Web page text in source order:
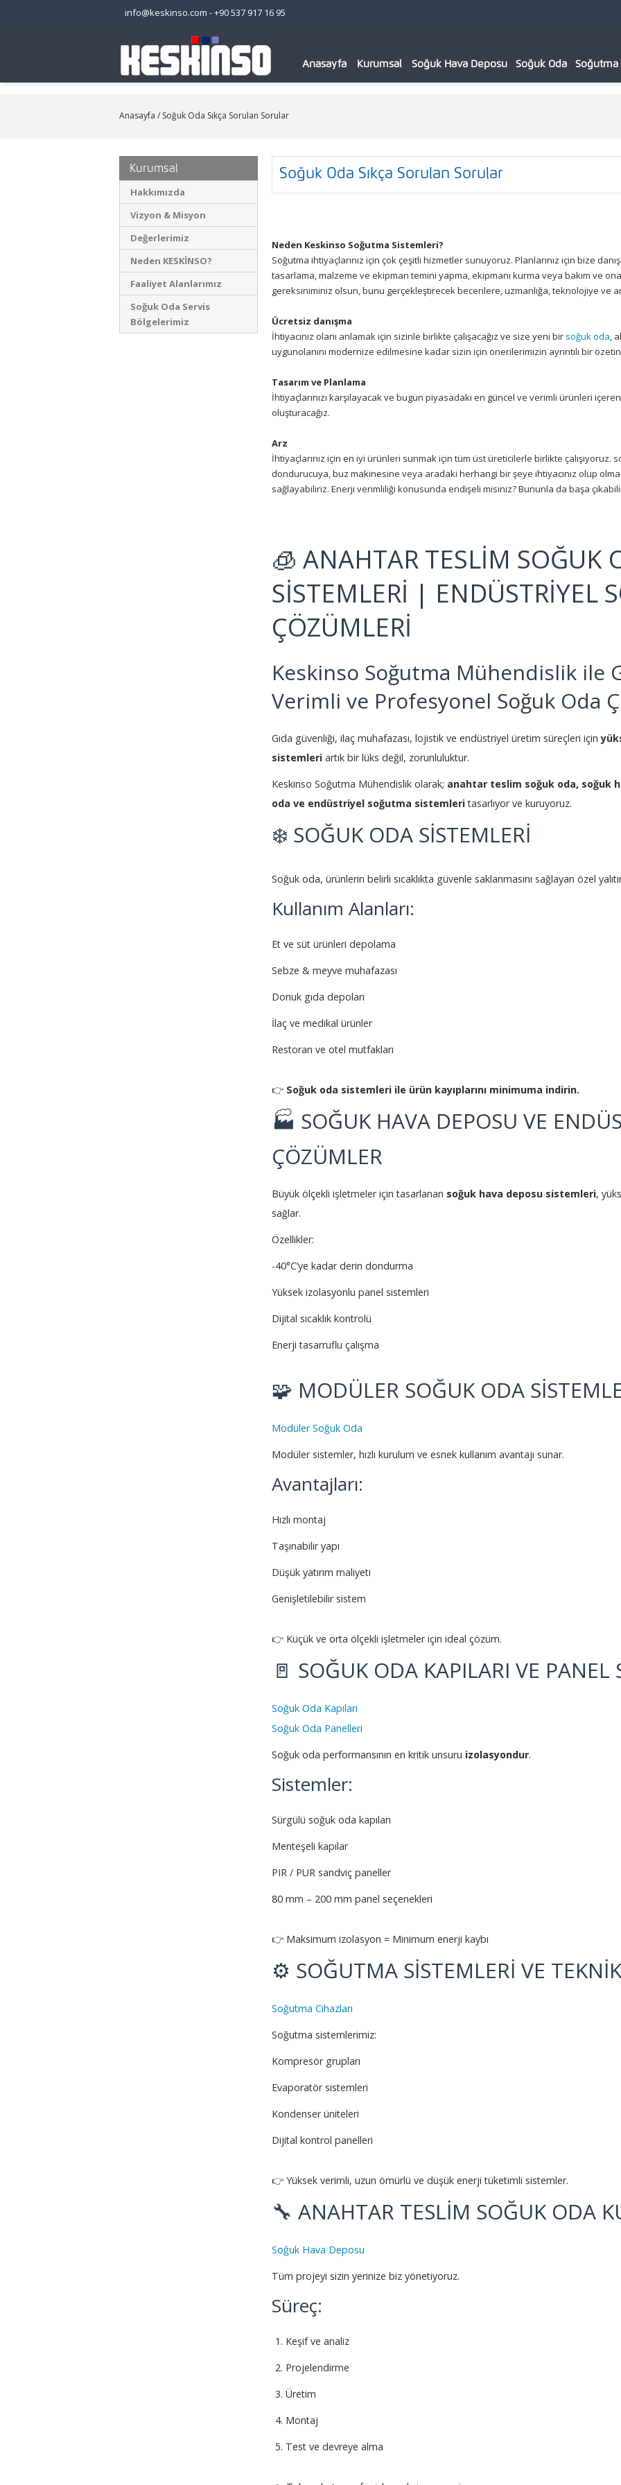
info@keskinso.com -+90 537 917 16 95
Anasayfa Kurumsal Soğuk Hava Deposu Soğuk Oda Soğutma
Anasayfa / Soğuk Oda Sıkça Sorulan Sorular
Kurumsal
Hakkımızda
Vizyon & Misyon
Değerlerimiz
Neden KESKİNSO?
Faaliyet Alanlarımız
Soğuk Oda Servis
Bölgelerimiz
Soğuk Oda Sıkça Sorulan Sorular
Neden Keskinso Soğutma Sistemleri?
Soğutma ihtiyaçlarınız için çok çeşitli hizmetler sunuyoruz. Planlarınız için bize
tasarlama, malzeme ve ekipman temini yapma, ekipmanı kurma veya bakım ve
gereksiniminiz olsun, bunu gerçekleştirecek becerilere, uzmanlığa, teknolojiye ve
Ücretsiz danışma
İhtiyacınız olanı anlamak için sizinle birlikte çalışacağız ve size yeni bir soğuk oda,
uygunolanını modernize edilmesine kadar sizin için önerilerimizin ayrıntılı bir
Tasarım ve Planlama
İhtiyaçlarınızı karşılayacak ve bugün piyasadaki en güncel ve verimli ürünleri
oluşturacağız.
Arz
İhtiyaçlarınız için en iyi ürünleri sunmak için tüm üst üreticilerle birlikte çalışıyoruz.
dondurucuya, buz makinesine veya aradaki herhangi bir şeye ihtiyacınız olup
sağlayabiliriz. Enerji verimliliği konusunda endişeli misiniz? Bununla da başa
🧊 ANAHTAR TESLİM SOĞUK
SİSTEMLERİ | ENDÜSTRİYEL
ÇÖZÜMLERİ
Keskinso Soğutma Mühendislik ile
Verimli ve Profesyonel Soğuk Oda
Gıda güvenliği, ilaç muhafazası, lojistik ve endüstriyel üretim süreçleri için
sistemleri artık bir lüks değil, zorunluluktur.
Keskinso Soğutma Mühendislik olarak; anahtar teslim soğuk oda, soğuk
oda ve endüstriyel soğutma sistemleritasarlıyor ve kuruyoruz.
❄️ SOĞUK ODA SİSTEMLERİ
Soğuk oda, ürünlerin belirli sıcaklıkta güvenle saklanmasını sağlayan özel
Kullanım Alanları:
Et ve süt ürünleri depolama
Sebze & meyve muhafazası
Donuk gıda depoları
İlaç ve medikal ürünler
Restoran ve otel mutfakları
👉 Soğuk oda sistemleri ile ürün kayıplarını minimuma indirin.
🏭 SOĞUK HAVA DEPOSU VE
ÇÖZÜMLER
Büyük ölçekli işletmeler için tasarlanan soğuk hava deposu sistemleri,
sağlar.
Özellikler:
-40°C’ye kadar derin dondurma
Yüksek izolasyonlu panel sistemleri
Dijital sıcaklık kontrolü
Enerji tasarruflu çalışma
🧩 MODÜLER SOĞUK ODA
Modüler Soğuk Oda
Modüler sistemler, hızlı kurulum ve esnek kullanım avantajı sunar.
Avantajları:
Hızlı montaj
Taşınabilir yapı
Düşük yatırım maliyeti
Genişletilebilir sistem
👉 Küçük ve orta ölçekli işletmeler için ideal çözüm.
🚪 SOĞUK ODA KAPILARI VE PANEL
Soğuk Oda Kapıları
Soğuk Oda Panelleri
Soğuk oda performansının en kritik unsuru izolasyondur.
Sistemler:
Sürgülü soğuk oda kapıları
Menteşeli kapılar
PIR / PUR sandviç paneller
80 mm – 200 mm panel seçenekleri
👉 Maksimum izolasyon = Minimum enerji kaybı
⚙️ SOĞUTMA SİSTEMLERİ VE
Soğutma Cihazları
Soğutma sistemlerimiz:
Kompresör grupları
Evaporatör sistemleri
Kondenser üniteleri
Dijital kontrol panelleri
👉 Yüksek verimli, uzun ömürlü ve düşük enerji tüketimli sistemler.
🔧 ANAHTAR TESLİM SOĞUK ODA
Soğuk Hava Deposu
Tüm projeyi sizin yerinize biz yönetiyoruz.
Süreç:
Keşif ve analiz
Projelendirme
Üretim
Montaj
Test ve devreye alma